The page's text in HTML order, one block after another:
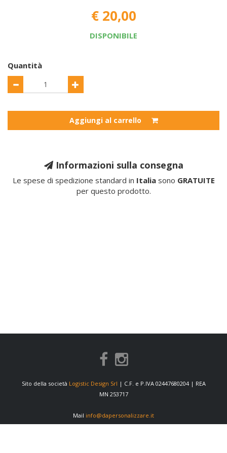
€ 20,00
DISPONIBILE
Quantità
Aggiungi al carrello
Informazioni sulla consegna
Le spese di spedizione standard in Italiasono GRATUITE
per questo prodotto.
Sito della società Logistic Design Srl | C.F. e P.IVA 02447680204 | REA
MN 253717
Mail info@dapersonalizzare.it